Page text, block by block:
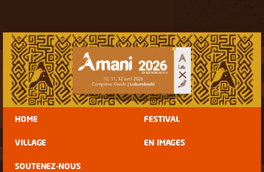
HOME FESTIVAL
VILLAGE EN IMAGES
SOUTENEZ-NOUS